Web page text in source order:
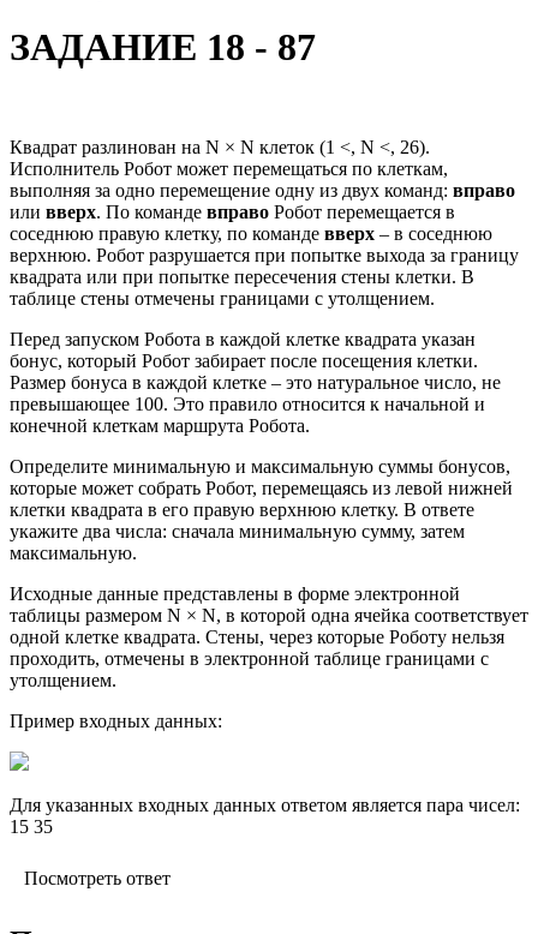
ЗАДАНИЕ 18 - 87
Квадрат разлинован на N × N клеток (1 <, N <, 26).
Исполнитель Робот может перемещаться по клеткам,
выполняя за одно перемещение одну из двух команд: вправо
или вверх. По команде вправо Робот перемещается в
соседнюю правую клетку, по команде вверх – в соседнюю
верхнюю. Робот разрушается при попытке выхода за границу
квадрата или при попытке пересечения стены клетки. В
таблице стены отмечены границами с утолщением.
Перед запуском Робота в каждой клетке квадрата указан
бонус, который Робот забирает после посещения клетки.
Размер бонуса в каждой клетке – это натуральное число, не
превышающее 100. Это правило относится к начальной и
конечной клеткам маршрута Робота.
Определите минимальную и максимальную суммы бонусов,
которые может собрать Робот, перемещаясь из левой нижней
клетки квадрата в его правую верхнюю клетку. В ответе
укажите два числа: сначала минимальную сумму, затем
максимальную.
Исходные данные представлены в форме электронной
таблицы размером N × N, в которой одна ячейка соответствует
одной клетке квадрата. Стены, через которые Роботу нельзя
проходить, отмечены в электронной таблице границами с
утолщением.
Пример входных данных:
Для указанных входных данных ответом является пара чисел:
15 35
Посмотреть ответ